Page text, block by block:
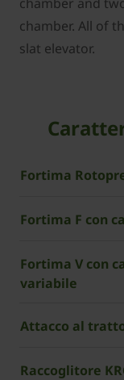
chamber. All of
slat elevator.
Fortima
Fortima F con
Fortima V con
variabile
Attacco al
Raccoglitore